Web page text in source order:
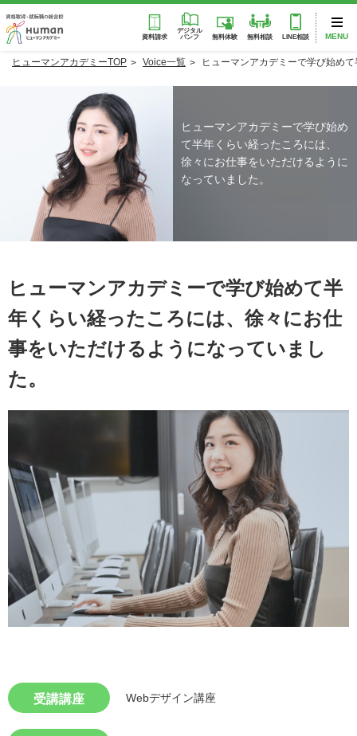
資料請求
デジタル
パンフ
無料体験 無料相談 LINE相談 MENU
ヒューマンアカデミーTOP Voice一覧 ヒューマンアカデミーで学び始め
ヒューマンアカデミーで学び始め
て半年くらい経ったころには、
徐々にお仕事をいただけるように
なっていました。
ヒューマンアカデミーで学び始めて半
年くらい経ったころには、徐々にお仕
事をいただけるようになっていまし
た。
受講講座 Webデザイン講座